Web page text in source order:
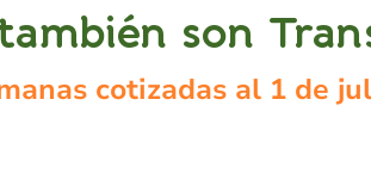
son
cotizadas al 1 de